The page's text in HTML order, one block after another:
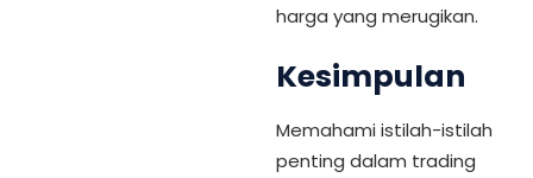
harga yang merugikan.
Kesimpulan
Memahami istilah-istilah
penting dalam trading